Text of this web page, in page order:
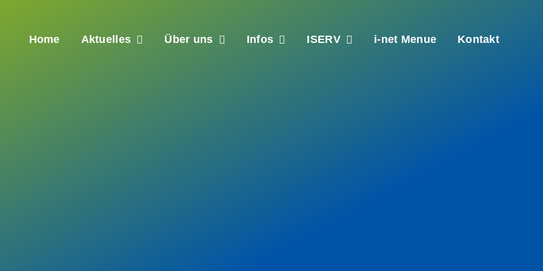
Home Aktuelles Über uns Infos ISERV i-net Menue Kontakt